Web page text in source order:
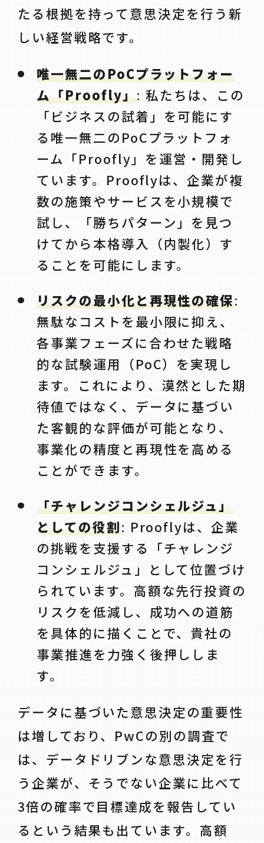
たる根拠を持って意思決定を行う新
しい経営戦略です。
唯一無二のPoCプラットフォー
ム「Proofly」: 私たちは、この
「ビジネスの試着」を可能にす
る唯一無二のPoCプラットフォ
ーム「Proofly」を運営・開発し
ています。Prooflyは、企業が複
数の施策やサービスを小規模で
試し、「勝ちパターン」を見つ
けてから本格導入（内製化）す
ることを可能にします。
リスクの最小化と再現性の確保:
無駄なコストを最小限に抑え、
各事業フェーズに合わせた戦略
的な試験運用（PoC）を実現し
ます。これにより、漠然とした期
待値ではなく、データに基づい
た客観的な評価が可能となり、
事業化の精度と再現性を高める
ことができます。
「チャレンジコンシェルジュ」
としての役割: Prooflyは、企業
の挑戦を支援する「チャレンジ
コンシェルジュ」として位置づけ
られています。高額な先行投資の
リスクを低減し、成功への道筋
を具体的に描くことで、貴社の
事業推進を力強く後押ししま
す。
データに基づいた意思決定の重要性
は増しており、PwCの別の調査で
は、データドリブンな意思決定を行
う企業が、そうでない企業に比べて
3倍の確率で目標達成を報告してい
るという結果も出ています。高額